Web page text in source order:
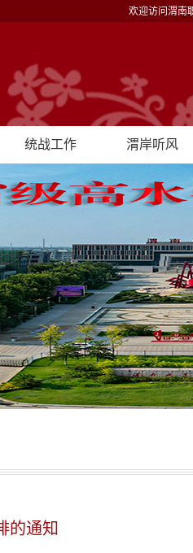
欢迎访问渭南
统战工作 渭岸听风
的通知